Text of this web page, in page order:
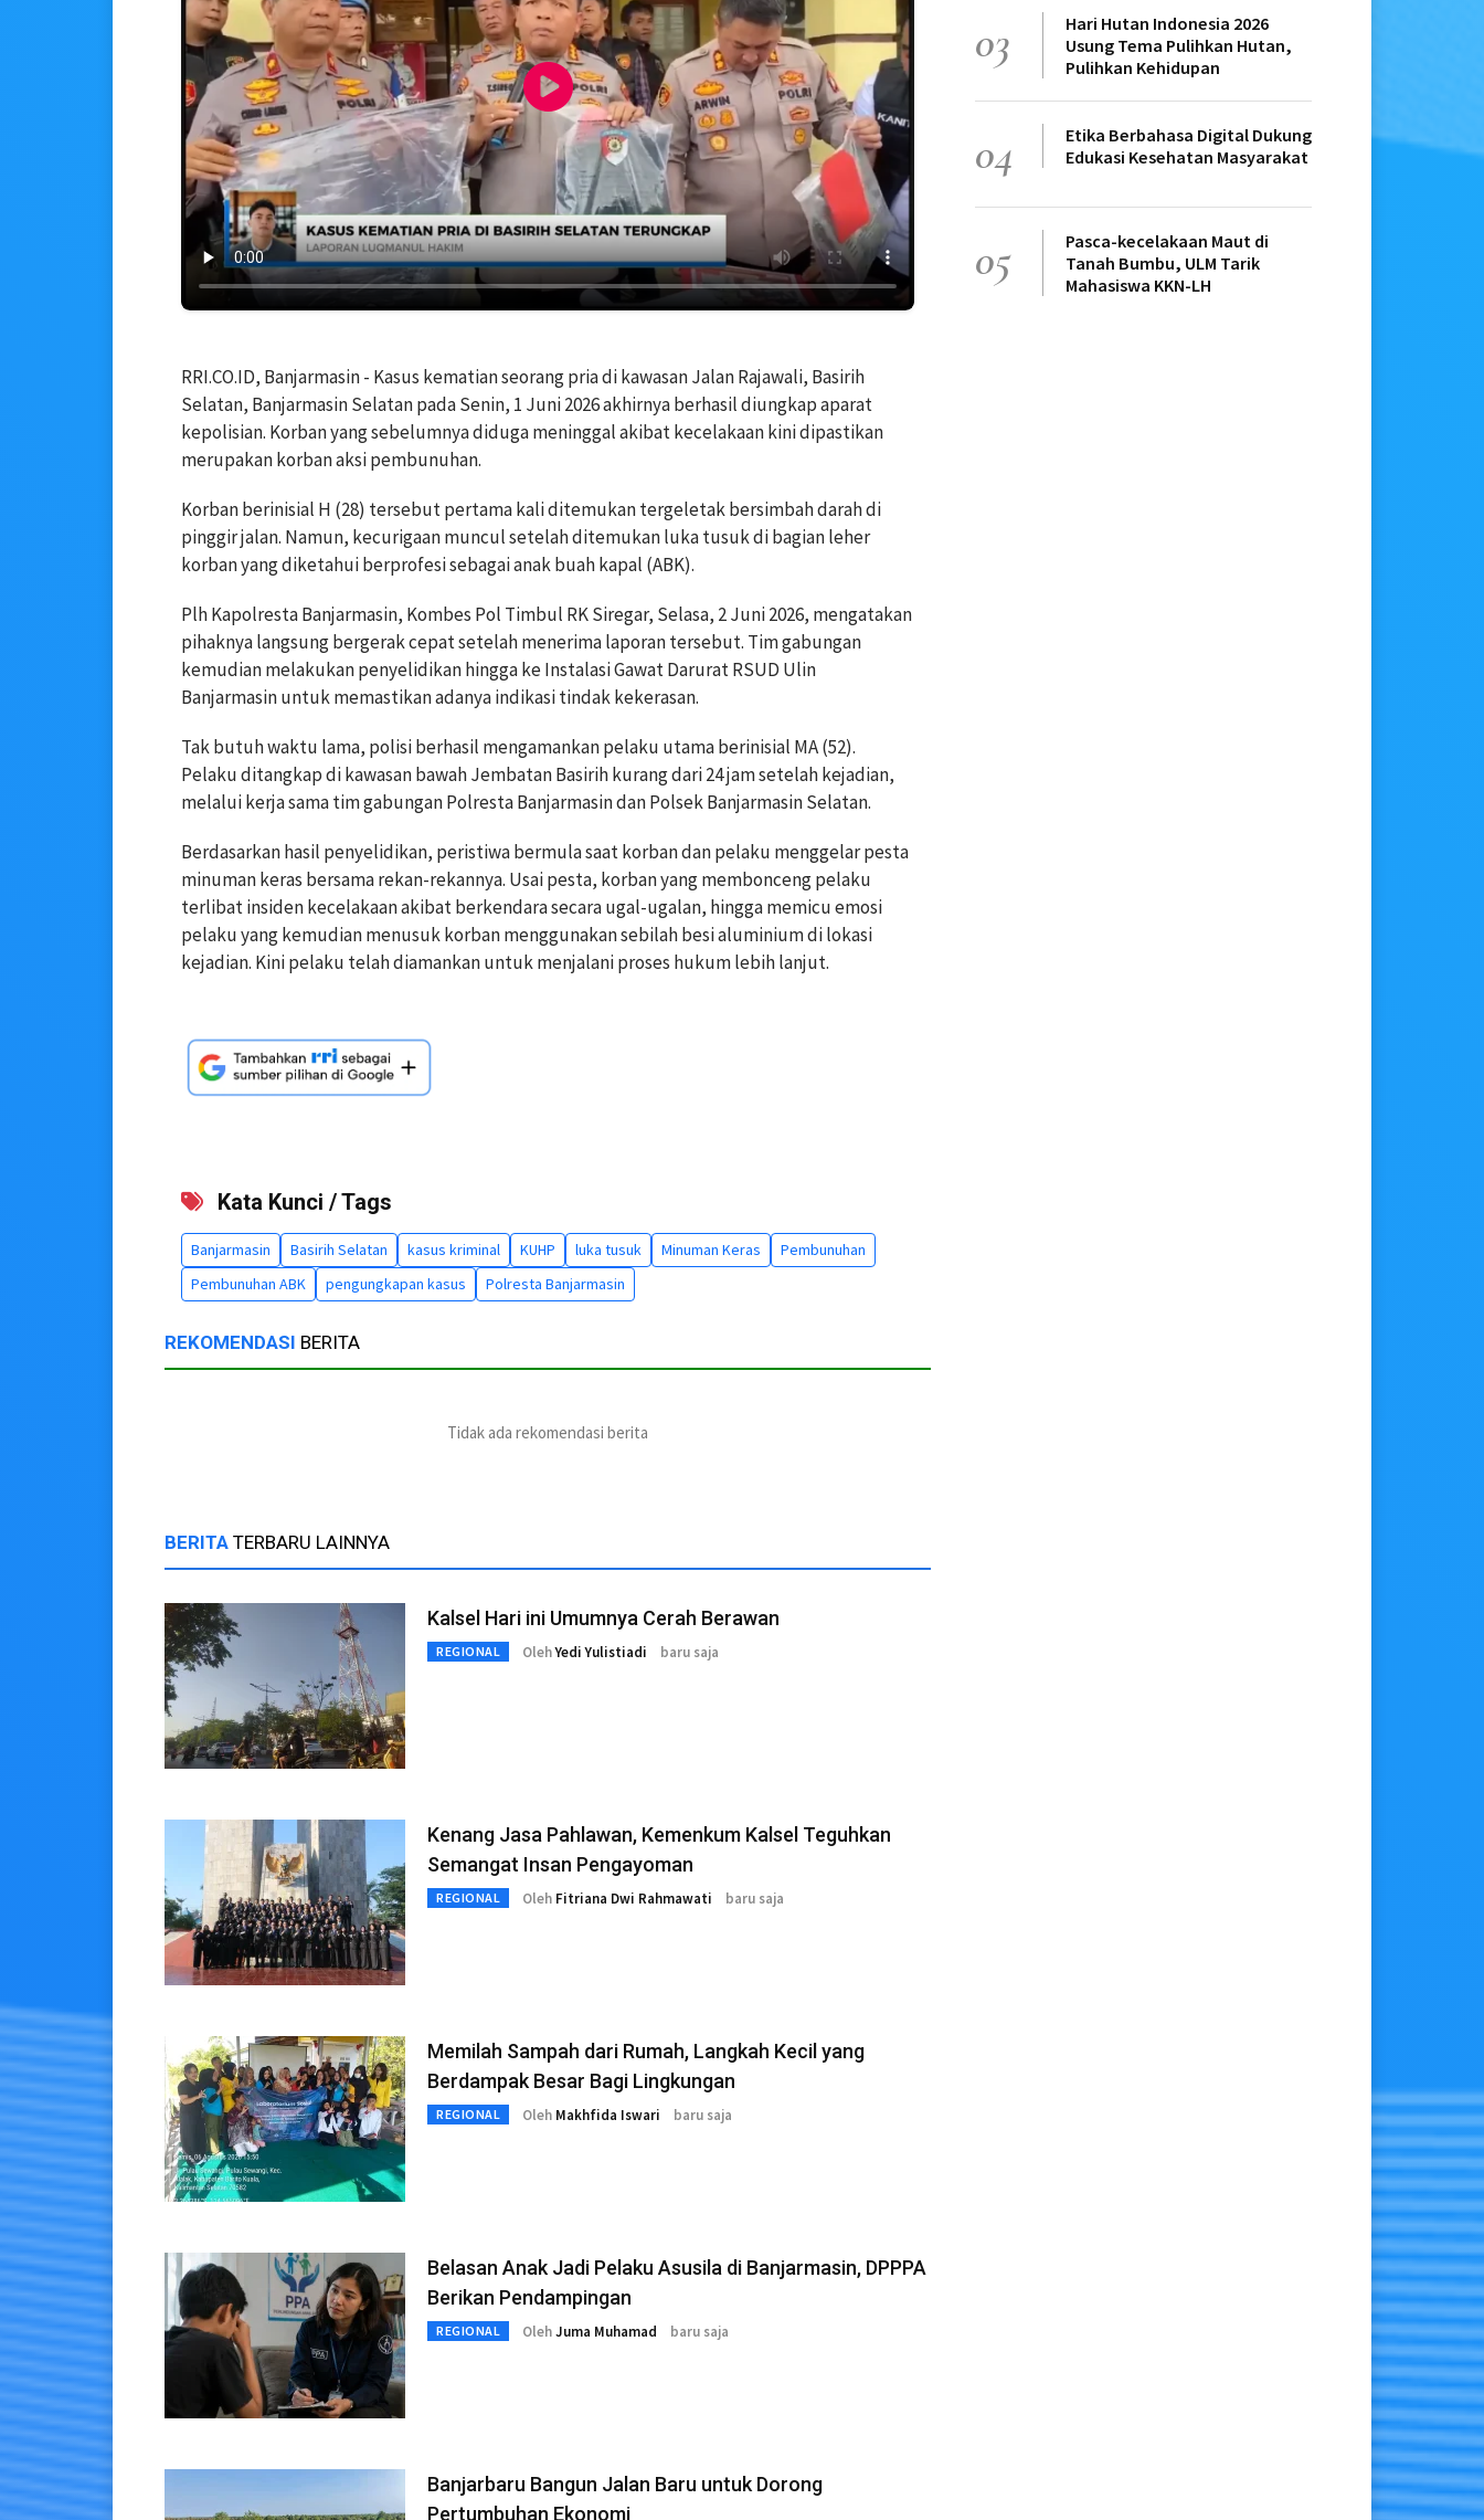
RRI.CO.ID, Banjarmasin - Kasus kematian seorang pria di kawasan Jalan Rajawali, Basirih
Selatan, Banjarmasin Selatan pada Senin, 1 Juni 2026 akhirnya berhasil diungkap aparat
kepolisian. Korban yang sebelumnya diduga meninggal akibat kecelakaan kini dipastikan
merupakan korban aksi pembunuhan.
Korban berinisial H (28) tersebut pertama kali ditemukan tergeletak bersimbah darah di
pinggir jalan. Namun, kecurigaan muncul setelah ditemukan luka tusuk di bagian leher
korban yang diketahui berprofesi sebagai anak buah kapal (ABK).
Plh Kapolresta Banjarmasin, Kombes Pol Timbul RK Siregar, Selasa, 2 Juni 2026, mengatakan
pihaknya langsung bergerak cepat setelah menerima laporan tersebut. Tim gabungan
kemudian melakukan penyelidikan hingga ke Instalasi Gawat Darurat RSUD Ulin
Banjarmasin untuk memastikan adanya indikasi tindak kekerasan.
Tak butuh waktu lama, polisi berhasil mengamankan pelaku utama berinisial MA (52).
Pelaku ditangkap di kawasan bawah Jembatan Basirih kurang dari 24 jam setelah kejadian,
melalui kerja sama tim gabungan Polresta Banjarmasin dan Polsek Banjarmasin Selatan.
Berdasarkan hasil penyelidikan, peristiwa bermula saat korban dan pelaku menggelar pesta
minuman keras bersama rekan-rekannya. Usai pesta, korban yang membonceng pelaku
terlibat insiden kecelakaan akibat berkendara secara ugal-ugalan, hingga memicu emosi
pelaku yang kemudian menusuk korban menggunakan sebilah besi aluminium di lokasi
kejadian. Kini pelaku telah diamankan untuk menjalani proses hukum lebih lanjut.
Kata Kunci / Tags
Banjarmasin Basirih Selatan kasus kriminal KUHP luka tusuk Minuman Keras
Pembunuhan
Pembunuhan ABK
pengungkapan kasus Polresta Banjarmasin
REKOMENDASI BERITA
Tidak ada rekomendasi berita
BERITA TERBARU LAINNYA
Kalsel Hari ini Umumnya Cerah Berawan
REGIONAL OlehYedi Yulistiadi baru saja
Kenang Jasa Pahlawan, Kemenkum Kalsel Teguhkan
Semangat Insan Pengayoman
REGIONAL Oleh Fitriana Dwi Rahmawati baru saja
Memilah Sampah dari Rumah, Langkah Kecil yang
Berdampak Besar Bagi Lingkungan
REGIONAL Oleh Makhfida Iswari baru saja
Belasan Anak Jadi Pelaku Asusila di Banjarmasin, DPPPA
Berikan Pendampingan
REGIONAL OlehJuma Muhamad baru saja
Banjarbaru Bangun Jalan Baru untuk Dorong
Pertumbuhan Ekonomi
03
Hari Hutan Indonesia 2026
Usung Tema Pulihkan Hutan,
Pulihkan Kehidupan
04
Etika Berbahasa Digital Dukung
Edukasi Kesehatan Masyarakat
05
Pasca-kecelakaan Maut di
Tanah Bumbu, ULM Tarik
Mahasiswa KKN-LH